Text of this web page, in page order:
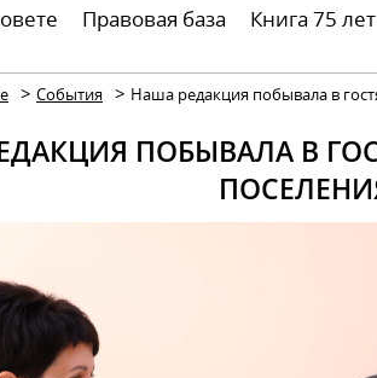
Правовая база Книга 75
> События > Наша редакция побывала в
ПОБЫВАЛА В